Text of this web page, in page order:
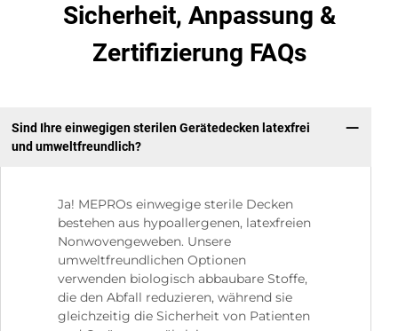
Sicherheit, Anpassung &
Zertifizierung FAQs
Sind Ihre einwegigen sterilen Gerätedecken latexfrei
und umweltfreundlich?
Ja! MEPROs einwegige sterile Decken
bestehen aus hypoallergenen, latexfreien
Nonwovengeweben. Unsere
umweltfreundlichen Optionen
verwenden biologisch abbaubare Stoffe,
die den Abfall reduzieren, während sie
gleichzeitig die Sicherheit von Patienten